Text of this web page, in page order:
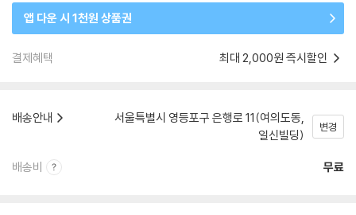
앱 다운 시 1천원 상품권
결제혜택 최대 2,000원 즉시할인
배송안내
서울특별시 영등포구 은행로 11(여의도동,
일신빌딩)
변경
배송비 무료